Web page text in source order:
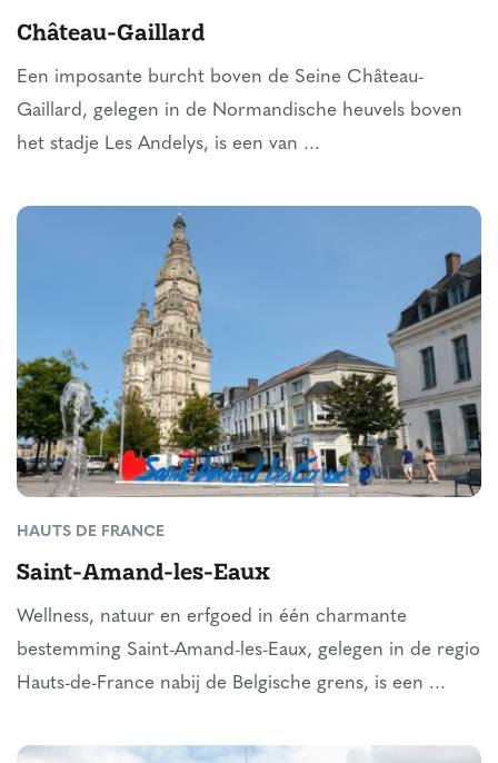
Château-Gaillard
Een imposante burcht boven de Seine Château-
Gaillard, gelegen in de Normandische heuvels boven
het stadje Les Andelys, is een van ...
HAUTS DE FRANCE
Saint-Amand-les-Eaux
Wellness, natuur en erfgoed in één charmante
bestemming Saint-Amand-les-Eaux, gelegen in de regio
Hauts-de-France nabij de Belgische grens, is een ...